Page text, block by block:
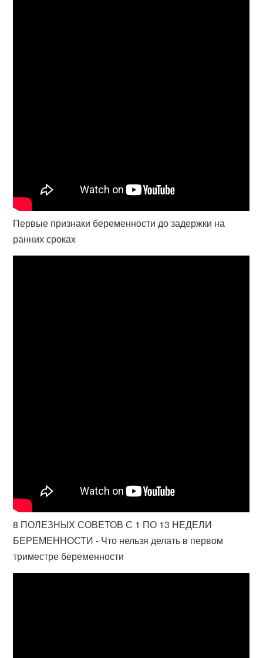
Первые признаки беременности до задержки на
ранних сроках
8 ПОЛЕЗНЫХ СОВЕТОВ С 1 ПО 13 НЕДЕЛИ
БЕРЕМЕННОСТИ - Что нельзя делать в первом
триместре беременности